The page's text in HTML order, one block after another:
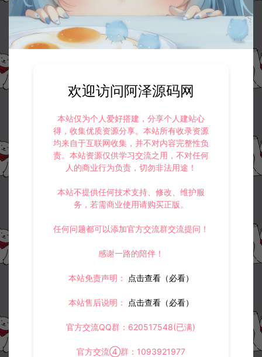
复
上一篇：
精品西游安卓手机无法安装解决办法
下一篇：
常见问题
大话回合手游-精品龙马坐骑
逍遥西游常用修改文件路径
欢迎访问阿泽源码网
本站仅为个人爱好搭建，分享个人建站心
得，收集优质资源分享。本站所有收录资源
均来自于互联网收集，并不对内容完整性负
责。本站资源仅供学习交流之用，不对任何
人的商业行为负责，切勿非法用途！
本站不提供任何技术支持、修改、维护服
务，若需商业使用请购买正版。
任何问题都可以添加官方交流群交流提问！
感谢一路的陪伴！
本站免责声明： 点击查看（必看）
本站售后说明： 点击查看（必看）
官方交流QQ群：620517548(已满)
官方交流④群：1093921977